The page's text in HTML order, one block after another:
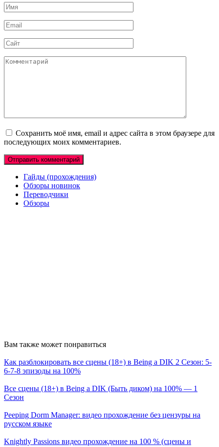
Имя
*
Email
*
Сайт
Комментарий
Сохранить моё имя, email и адрес сайта в этом браузере для
последующих моих комментариев.
Гайды (прохождения)
Обзоры новинок
Переводчики
Обзоры
Вам также может понравиться
Как разблокировать все сцены (18+) в Being a DIK 2 Сезон: 5-
6-7-8 эпизоды на 100%
Все сцены (18+) в Being a DIK (Быть диком) на 100% — 1
Сезон
Peeping Dorm Manager: видео прохождение без цензуры на
русском языке
Knightly Passions видео прохождение на 100 % (сцены и